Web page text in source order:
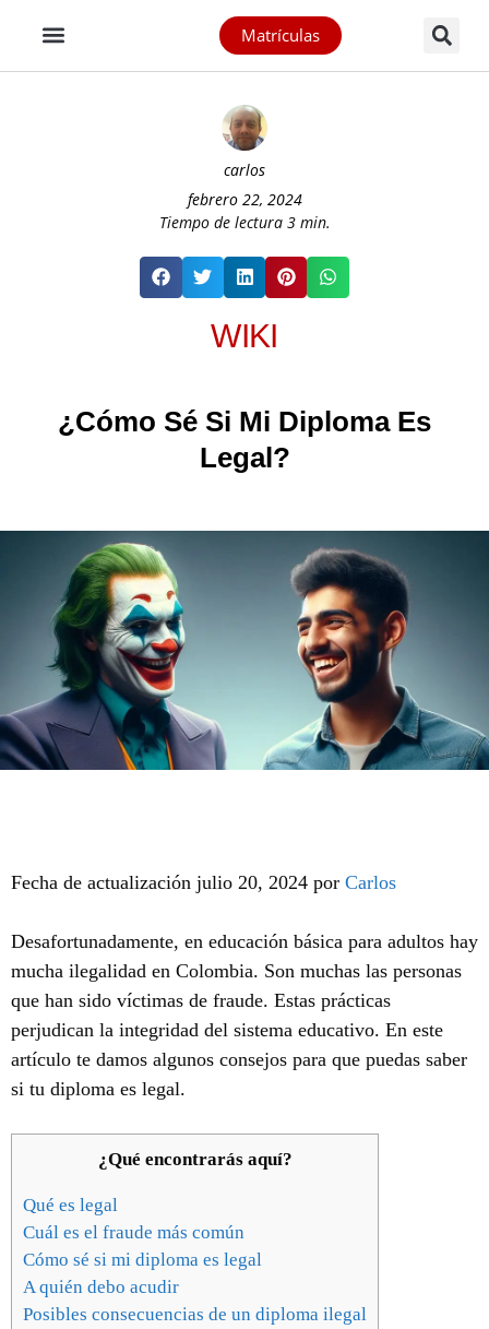
Matrículas
carlos
febrero 22, 2024
Tiempo de lectura 3 min.
WIKI
¿Cómo Sé Si Mi Diploma Es
Legal?
Fecha de actualización julio 20, 2024 por Carlos
Desafortunadamente, en educación básica para adultos hay
mucha ilegalidad en Colombia. Son muchas las personas
que han sido víctimas de fraude. Estas prácticas
perjudican la integridad del sistema educativo. En este
artículo te damos algunos consejos para que puedas saber
si tu diploma es legal.
¿Qué encontrarás aquí?
Qué es legal
Cuál es el fraude más común
Cómo sé si mi diploma es legal
A quién debo acudir
Posibles consecuencias de un diploma ilegal